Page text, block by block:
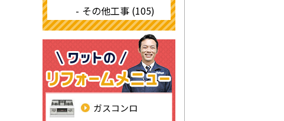
その他工事 (105)
ガスコンロ